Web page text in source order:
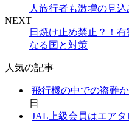
人旅行者も激増の見込
NEXT
日焼け止め禁止？！
なる国と対策
人気の記事
飛行機の中での盗難
日
JAL上級会員はエア